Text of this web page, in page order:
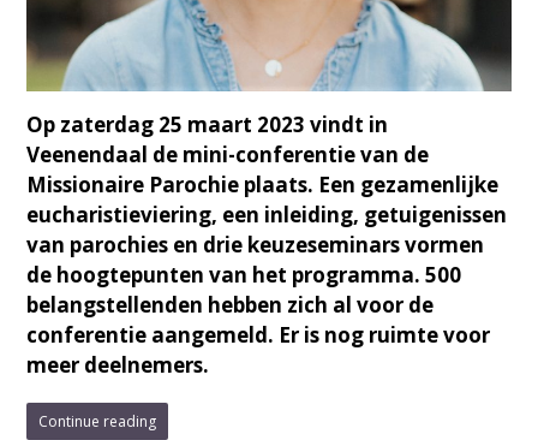
Op zaterdag 25 maart 2023 vindt in
Veenendaal de mini-conferentie van de
Missionaire Parochie plaats. Een gezamenlijke
eucharistieviering, een inleiding, getuigenissen
van parochies en drie keuzeseminars vormen
de hoogtepunten van het programma. 500
belangstellenden hebben zich al voor de
conferentie aangemeld. Er is nog ruimte voor
meer deelnemers.
Continue reading